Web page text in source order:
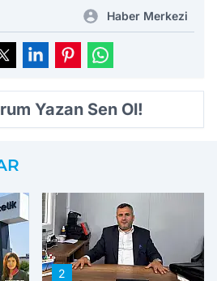
Haber Merkezi
Yazan Sen Ol!
2